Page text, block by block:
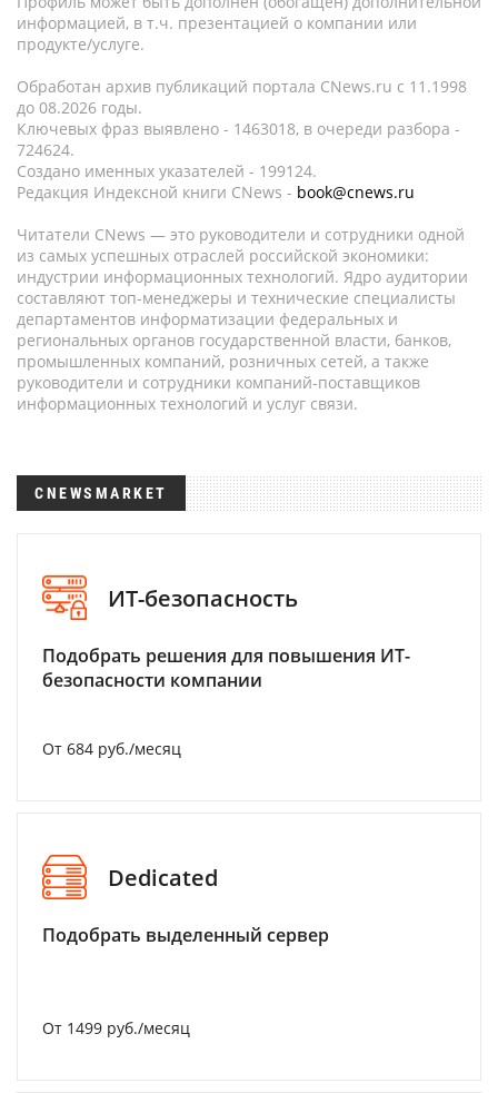
информацией, в т.ч. презентацией о компании или
продукте/услуге.
Обработан архив публикаций портала CNews.ru c 11.1998
до 08.2026 годы.
Ключевых фраз выявлено - 1463018, в очереди разбора -
724624.
Создано именных указателей - 199124.
Редакция Индексной книги CNews - book@cnews.ru
Читатели CNews — это руководители и сотрудники одной
из самых успешных отраслей российской экономики:
индустрии информационных технологий. Ядро аудитории
составляют топ-менеджеры и технические специалисты
департаментов информатизации федеральных и
региональных органов государственной власти, банков,
промышленных компаний, розничных сетей, а также
руководители и сотрудники компаний-поставщиков
информационных технологий и услуг связи.
CNEWSMARKET
ИТ-безопасность
Подобрать решения для повышения ИТ-
безопасности компании
От 684 руб./месяц
Dedicated
Подобрать выделенный сервер
От 1499 руб./месяц